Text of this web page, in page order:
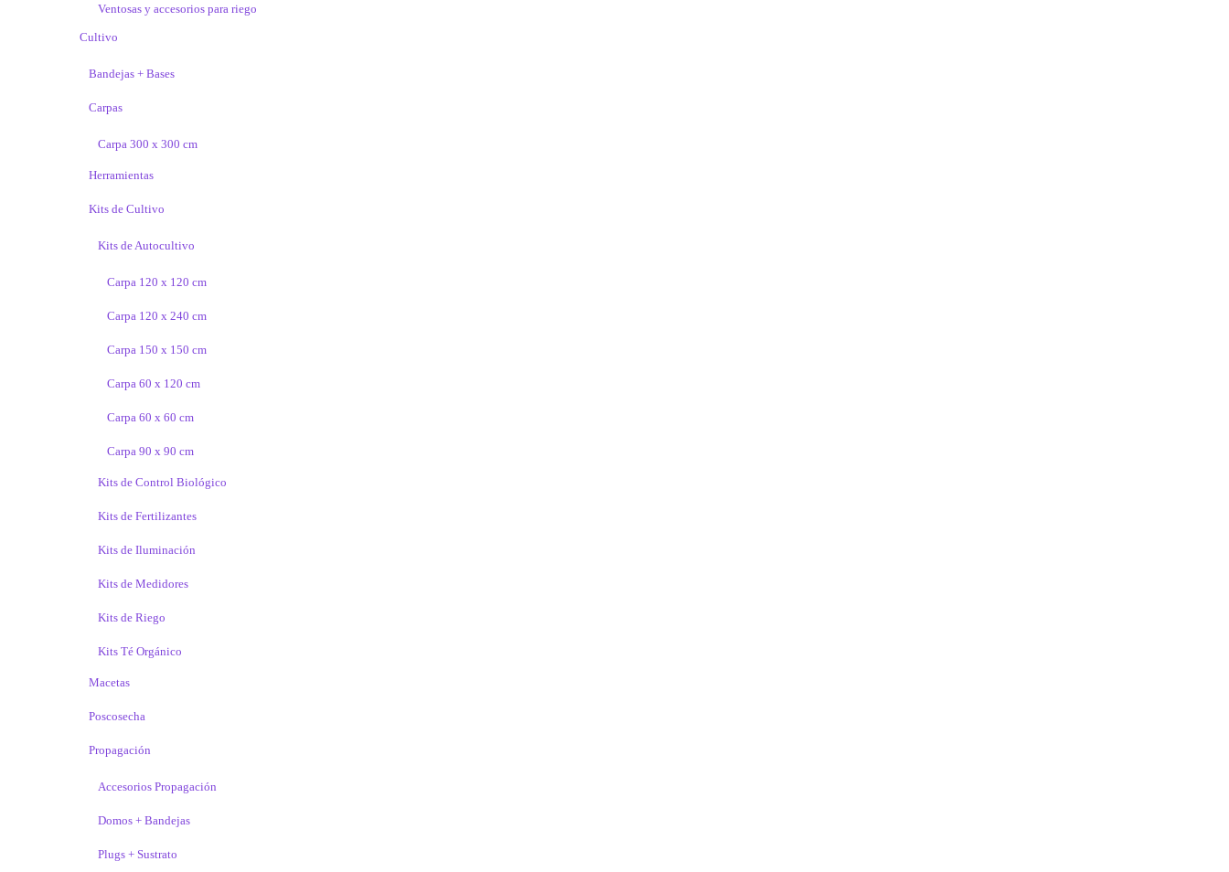
Ventosas y accesorios para riego
Cultivo
Bandejas + Bases
Carpas
Carpa 300 x 300 cm
Herramientas
Kits de Cultivo
Kits de Autocultivo
Carpa 120 x 120 cm
Carpa 120 x 240 cm
Carpa 150 x 150 cm
Carpa 60 x 120 cm
Carpa 60 x 60 cm
Carpa 90 x 90 cm
Kits de Control Biológico
Kits de Fertilizantes
Kits de Iluminación
Kits de Medidores
Kits de Riego
Kits Té Orgánico
Macetas
Poscosecha
Propagación
Accesorios Propagación
Domos + Bandejas
Plugs + Sustrato